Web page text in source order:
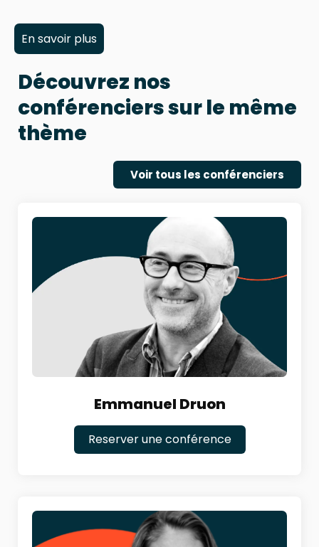
En savoir plus
Découvrez nos
conférenciers sur le même
thème
Voir tous les conférenciers
Emmanuel Druon
Reserver une conférence